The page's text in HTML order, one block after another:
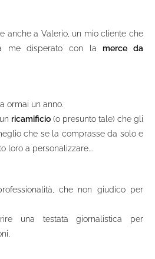
anche a Valerio, un mio cliente che
me disperato con la merce da
ormai un anno.
ricamificio (o presunto tale) che gli
che se la comprasse da solo e
loro a personalizzare….
che non giudico per
una testata giornalistica per